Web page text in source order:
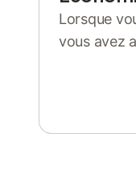
Lorsque
vous avez